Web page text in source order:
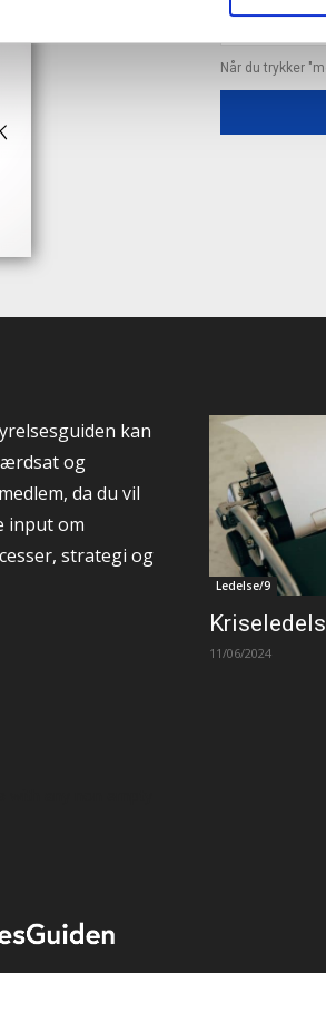
Når du trykker
kan
og
da du vil
input om
strategi og
Ledelse/9
11/06/2024